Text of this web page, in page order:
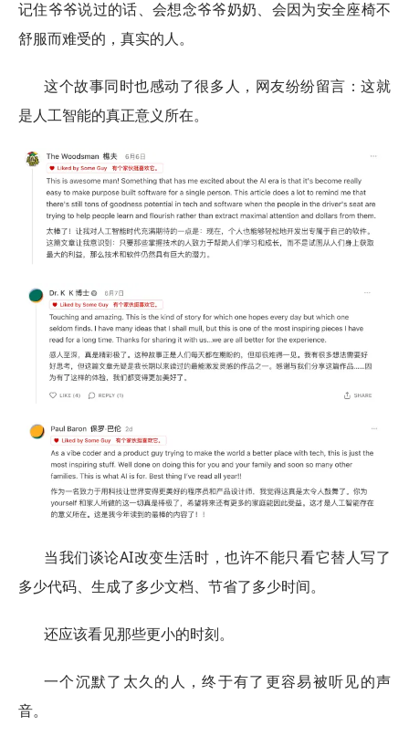
记住爷爷说过的话、会想念爷爷奶奶、会因为安全座椅不
舒服而难受的，真实的人。
这个故事同时也感动了很多人，网友纷纷留言：这就
是人工智能的真正意义所在。
当我们谈论AI改变生活时，也许不能只看它替人写了
多少代码、生成了多少文档、节省了多少时间。
还应该看见那些更小的时刻。
一个沉默了太久的人，终于有了更容易被听见的声
音。